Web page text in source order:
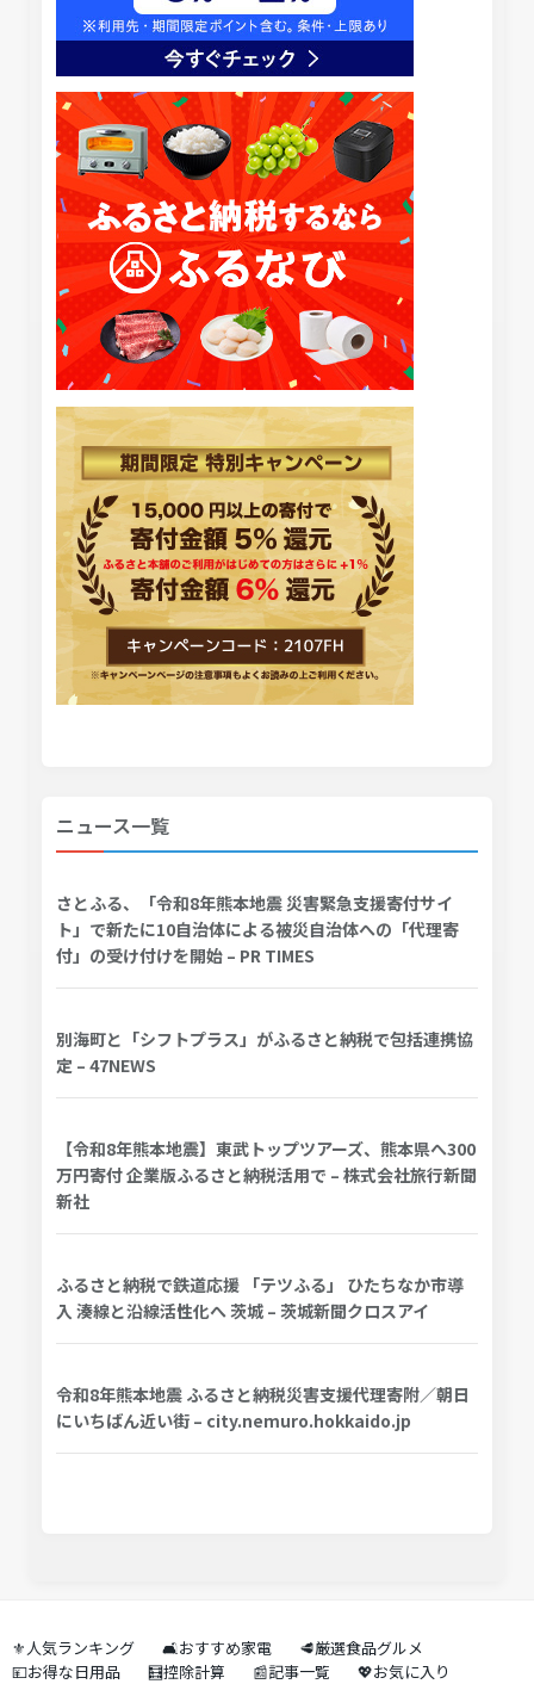
ニュース一覧
さとふる、「令和8年熊本地震 災害緊急支援寄付サイ
ト」で新たに10自治体による被災自治体への「代理寄
付」の受け付けを開始 – PR TIMES
別海町と「シフトプラス」がふるさと納税で包括連携協
定 – 47NEWS
【令和8年熊本地震】東武トップツアーズ、熊本県へ300
万円寄付 企業版ふるさと納税活用で – 株式会社旅行新聞
新社
ふるさと納税で鉄道応援 「テツふる」 ひたちなか市導
入 湊線と沿線活性化へ 茨城 – 茨城新聞クロスアイ
令和8年熊本地震 ふるさと納税災害支援代理寄附／朝日
にいちばん近い街 – city.nemuro.hokkaido.jp
⚜️人気ランキング 🛋️おすすめ家電
🥩厳選食品グルメ
💴お得な日用品
🧮控除計算 📰記事一覧
💖お気に入り